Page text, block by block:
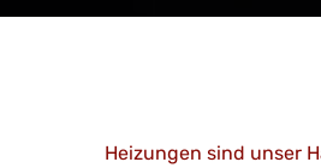
Heizungen sind unser